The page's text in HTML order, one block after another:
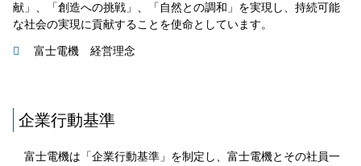
献」、「創造への挑戦」、「自然との調和」を実現し、持続可能
な社会の実現に貢献することを使命としています。
富士電機 経営理念
企業行動基準
富士電機は「企業行動基準」を制定し、富士電機とその社員一